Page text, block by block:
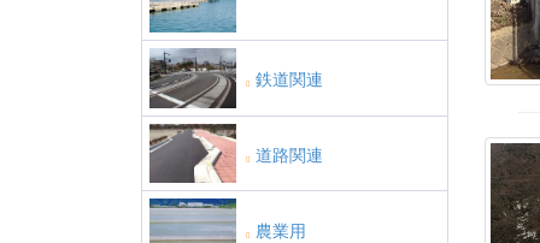
鉄道関連
道路関連
農業用